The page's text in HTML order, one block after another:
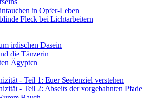
in Opfer-Leben
Fleck bei Lichtarbeitern
irdischen Dasein
die Tänzerin
Ägypten
- Teil 1: Euer Seelenziel verstehen
- Teil 2: Abseits der vorgebahnten Pfade